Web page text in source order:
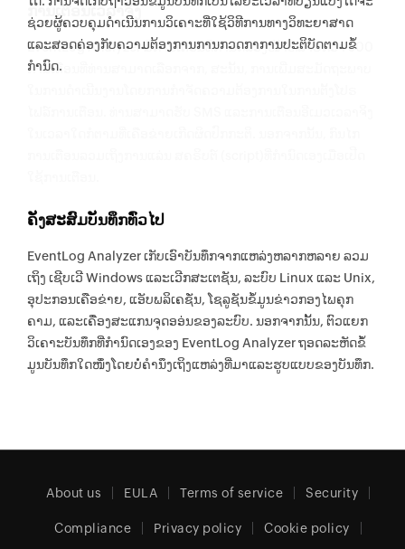
ຊ່ວຍຜູ້ຄວບຄຸມດຳເນີນການວິເຄາະທີ່ໃຊ້ວິທີການທາງວິທະຍາສາດ
ແລະສອດຄ່ອງກັບຄວາມຕ້ອງການການກວດກາການປະຕິບັດຕາມຂໍ້
ກຳນົດ.
ຄັງສະສົມບັນທຶກທົ່ວໄປ
EventLog Analyzer ເກັບເອົາບັນທຶກຈາກແຫລ່ງຫລາກຫລາຍ ລວມ
ເຖິງ ເຊີບເວີ Windows ແລະເວີກສະເຕຊັນ, ລະບົບ Linux ແລະ Unix,
ອຸປະກອນເຄືອຂ່າຍ, ແອັບພລິເຄຊັ່ນ, ໂຊລູຊັນຂໍ້ມູນຂ່າວກອງໄພຄຸກ
ຄາມ, ແລະເຄື່ອງສະແກນຈຸດອອ່ນຂອງລະບົບ. ນອກຈາກນັ້ນ, ຕົວແຍກ
ວິເຄາະບັນທຶກທີ່ກຳນົດເອງຂອງ EventLog Analyzer ຖອດລະຫັດຂໍໍ້
ມູນບັນທຶກໃດໜຶ່ງໂດຍບໍ່ຄຳນຶງເຖິງແຫລ່ງທີ່ມາແລະຮູບແບບຂອງບັນທຶກ.
ການເຕືອນເວລາຈິງ
EventLog Analyzer ມີການເຕືອນທີ່ກຳນົດລ່ວງໜ້າຫລາຍກວ່າ 500
ການເຕືອນທີ່ທ່ານສາມາດເລືອກຈາກ, ສະນັ້ນ, ການເພີ່ມສະມັດຖະພາບ
About us EULA Terms of service Security
Compliance Privacy policy Cookie policy